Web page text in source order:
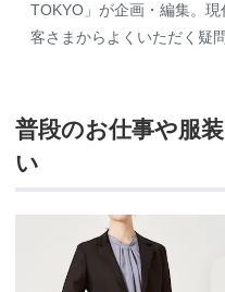
TOKYO」が企画・編集。
客さまからよくいただく疑
普段のお仕事や服
い